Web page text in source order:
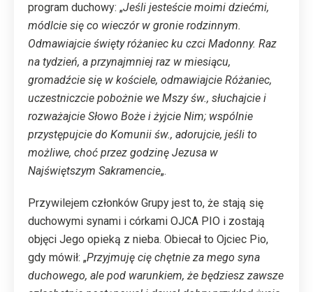
program duchowy: „Jeśli jesteście moimi dziećmi,
módlcie się co wieczór w gronie rodzinnym.
Odmawiajcie święty różaniec ku czci Madonny. Raz
na tydzień, a przynajmniej raz w miesiącu,
gromadźcie się w kościele, odmawiajcie Różaniec,
uczestniczcie pobożnie we Mszy św., słuchajcie i
rozważajcie Słowo Boże i żyjcie Nim; wspólnie
przystępujcie do Komunii św., adorujcie, jeśli to
możliwe, choć przez godzinę Jezusa w
Najświętszym Sakramencie„.
Przywilejem członków Grupy jest to, że stają się
duchowymi synami i córkami OJCA PIO i zostają
objęci Jego opieką z nieba. Obiecał to Ojciec Pio,
gdy mówił: „Przyjmuję cię chętnie za mego syna
duchowego, ale pod warunkiem, że będziesz zawsze